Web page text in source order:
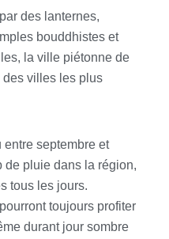
des lanternes,
bouddhistes et
la ville piétonne de
des villes les plus
septembre et
de pluie dans la région,
tous les jours.
toujours profiter
durant jour sombre